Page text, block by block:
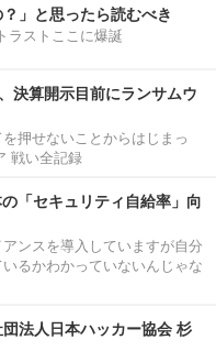
」と思ったら読むべき
ラストここに爆誕
決算開示目前にランサムウ
押せないことからはじまっ
戦い全記録
「セキュリティ自給率」向
ンスを導入していますが自分
るかわかっていないんじゃな
法人日本ハッカー協会 杉